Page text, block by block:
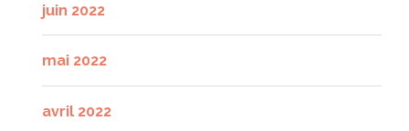
juin 2022
mai 2022
avril 2022